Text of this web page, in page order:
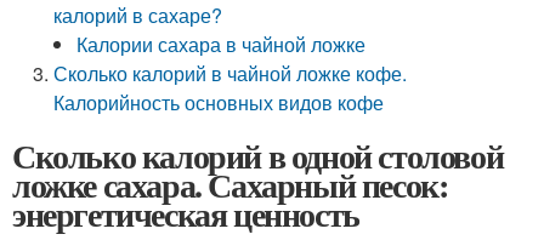
калорий в сахаре?
Калории сахара в чайной ложке
Сколько калорий в чайной ложке кофе.
Калорийность основных видов кофе
Сколько калорий в одной столовой
ложке сахара. Сахарный песок:
энергетическая ценность